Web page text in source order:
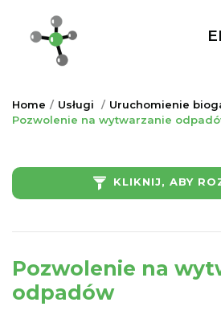
Home Usługi
Uruchomienie
Pozwolenie na wytwarzanie
KLIKNIJ, ABY
Pozwolenie na
odpadów